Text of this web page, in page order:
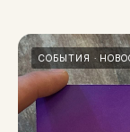
СОБЫТИЯ